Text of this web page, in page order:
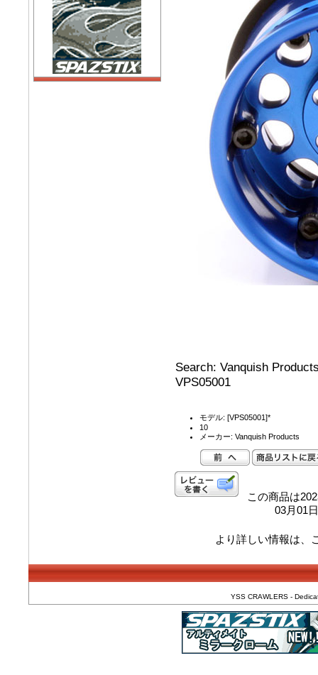
Search: Vanquish
VPS05001
モデル: [VPS05001]*
10
メーカー: Vanquish Products
この商品は
03月01
より詳しい情報は、
YSS CRAWLERS -